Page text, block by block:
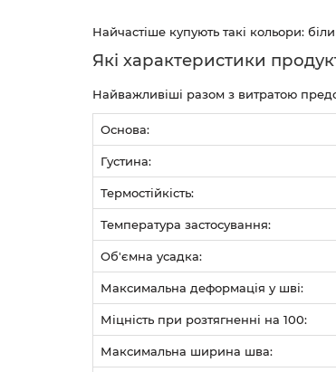
Найчастіше купують такі кольори:
Які характеристики
Найважливіші разом з витратою
Основа:
Густина:
Термостійкість:
Температура застосування:
Об'ємна усадка:
Максимальна деформація у шві:
Міцність при розтягненні на 100:
Максимальна ширина шва: